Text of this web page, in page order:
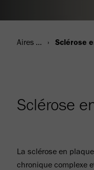
Aires thérapeutiques Sclérose
Sclérose
La sclérose en
chronique complexe